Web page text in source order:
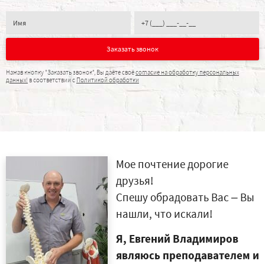
Заказать звонок
Нажав кнопку "Заказать звонок", Вы даёте своёсогласие на обработку персональных
данных! в соответствии с Политикой обработки
Мое почтение дорогие
друзья!
Спешу обрадовать Вас – Вы
нашли, что искали!
Я, Евгений Владимиров
являюсь преподавателем и